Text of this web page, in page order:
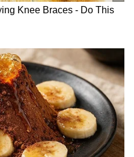
ಟೂರ್ನಿಯನ್ನು
ಬೇರೆಯದೇ ಕಾರಣಕ್ಕಾಗಿ
ಮೈದಾನದಲ್ಲಿ ಆಟಗಾರರು
ಬುದ್ದಿ ಕಲಿಸಿದ್ದಾರೆ. ಇಡೀ
(Fouls) ನಡೆದಿದ್ದು, ಈ
ಆಫ್ರಿಕಾ 11 ಫೌಲ್‌ಗಳನ್ನು
ಆಟಗಾರರಿಗೆ ರೆಫರಿ